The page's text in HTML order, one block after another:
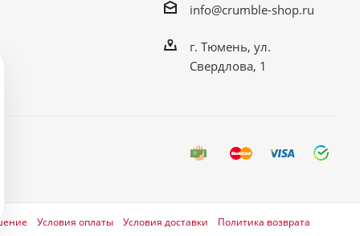
info@crumble-shop.ru
г. Тюмень, ул.
Свердлова, 1
Условия оплаты Условия доставки Политика возврата